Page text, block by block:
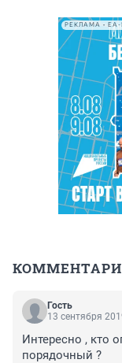
РЕКЛАМА • EA-
Гость
13 сентября
Интересно , кто
порядочный ?